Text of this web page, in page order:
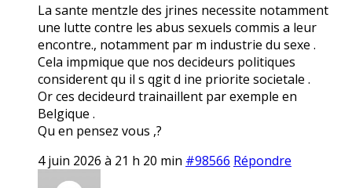
La sante mentzle des jrines necessite notamment
une lutte contre les abus sexuels commis a leur
encontre., notamment par m industrie du sexe .
Cela impmique que nos decideurs politiques
considerent qu il s qgit d ine priorite societale .
Or ces decideurd trainaillent par exemple en
Belgique .
Qu en pensez vous ,?
4 juin 2026 à 21 h 20 min #98566 Répondre